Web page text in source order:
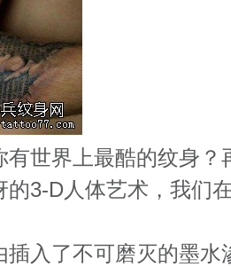
有世界上最酷的纹身？
的3-D人体艺术，我们
插入了不可磨灭的墨水